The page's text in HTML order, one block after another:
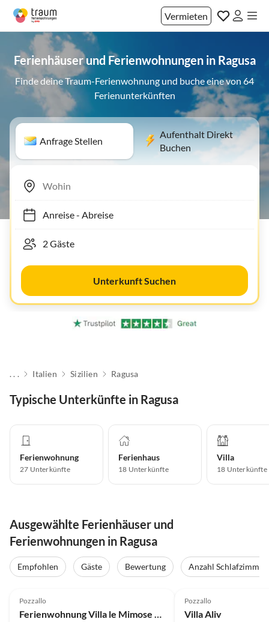
Vermieten
Ferienhäuser und Ferienwohnungen in Ragusa
Finde deine Traum-Ferienwohnung und buche eine von 64
Ferienunterkünften
Anfrage Stellen
Aufenthalt Direkt
Buchen
Anreise- Abreise
Unterkunft Suchen
. . . Italien Sizilien Ragusa
Typische Unterkünfte in Ragusa
Ferienwohnung
27 Unterkünfte
Ferienhaus
18 Unterkünfte
Villa
18 Unterkünfte
Ausgewählte Ferienhäuser und
Ferienwohnungen in Ragusa
Empfohlen Gäste Bewertung Anzahl Schlafzimmer
Pozzallo Pozzallo
Villa Aliv